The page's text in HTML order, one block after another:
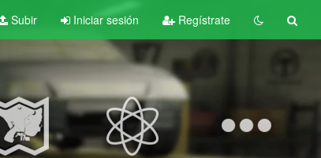
Subir Iniciar sesión Regístrate